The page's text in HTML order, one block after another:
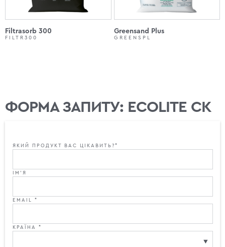
Filtrasorb 300
FILTR300
Greensand Plus
GREENSPL
ФОРМА ЗАПИТУ: ECOLITE CK
ЯКИЙ ПРОДУКТ ВАС ЦІКАВИТЬ?*
ІМ'Я
EMAIL *
КРАЇНА *